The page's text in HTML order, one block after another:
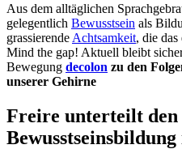
Aus dem alltäglichen
gelegentlich Bewusstsein als
grassierende Achtsamkeit, die
Mind the gap! Aktuell bleibt
Bewegung decolon zu den
unserer Gehirne
Freire unterteilt den